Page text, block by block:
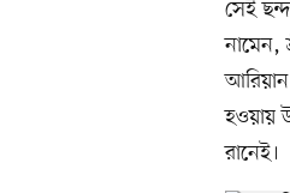
সেই
নামেন,
হওয়ায়
রানেই।